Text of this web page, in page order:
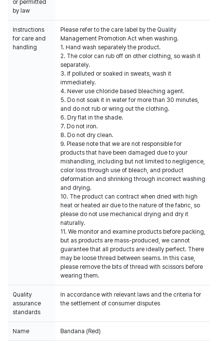
or permitted
by law
Instructions
for care and
handling
Please refer to the care label by the Quality
Management Promotion Act when washing.
1. Hand wash separately the product.
2. The color can rub off on other clothing, so wash it
separately.
3. If polluted or soaked in sweats, wash it
immediately.
4. Never use chloride based bleaching agent.
5. Do not soak it in water for more than 30 minutes,
and do not rub or wring out the clothing.
6. Dry flat in the shade.
7. Do not iron.
8. Do not dry clean.
9. Please note that we are not responsible for
products that have been damaged due to your
mishandling, including but not limited to negligence,
color loss through use of bleach, and product
deformation and shrinking through incorrect washing
and drying.
10. The product can contract when dried with high
heat or heated air due to the nature of the fabric, so
please do not use mechanical drying and dry it
naturally.
11. We monitor and examine products before packing,
but as products are mass-produced, we cannot
guarantee that all products are ideally perfect. There
may be loose thread between seams. In this case,
please remove the bits of thread with scissors before
wearing them.
Quality
assurance
standards
In accordance with relevant laws and the criteria for
the settlement of consumer disputes
Name Bandana (Red)